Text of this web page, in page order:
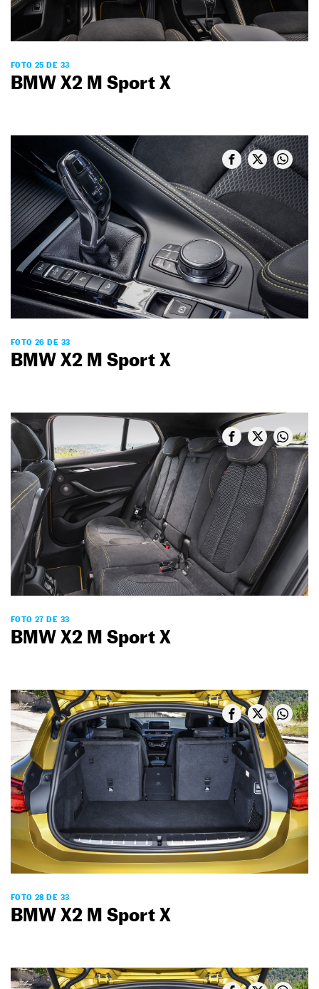
FOTO 25 DE 33
BMW X2 M Sport X
FOTO 26 DE 33
BMW X2 M Sport X
FOTO 27 DE 33
BMW X2 M Sport X
FOTO 28 DE 33
BMW X2 M Sport X